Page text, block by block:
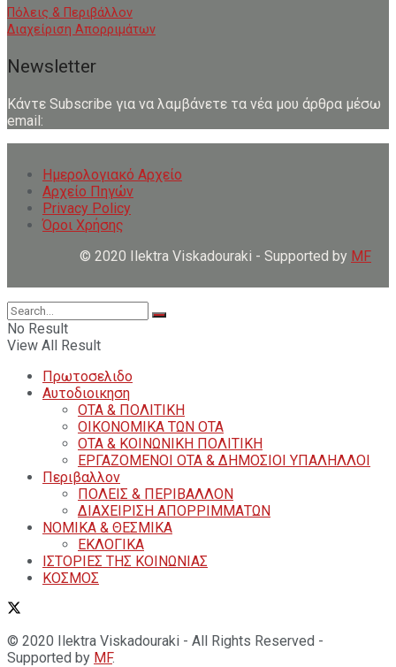
Πόλεις & Περιβάλλον
Διαχείριση Απορριμάτων
Newsletter
Κάντε Subscribe για να λαμβάνετε τα νέα μου άρθρα μέσω
email:
Ημερολογιακό Αρχείο
Αρχείο Πηγών
Privacy Policy
Όροι Χρήσης
© 2020 Ilektra Viskadouraki - Supported by MF
No Result
View All Result
Πρωτοσελιδο
Αυτοδιοικηση
ΟΤΑ & ΠΟΛΙΤΙΚΗ
ΟΙΚΟΝΟΜΙΚΑ ΤΩΝ ΟΤΑ
ΟΤΑ & ΚΟΙΝΩΝΙΚΗ ΠΟΛΙΤΙΚΗ
ΕΡΓΑΖΟΜΕΝΟΙ ΟΤΑ & ΔΗΜΟΣΙΟΙ ΥΠΑΛΗΛΛΟΙ
Περιβαλλον
ΠΟΛΕΙΣ & ΠΕΡΙΒΑΛΛΟΝ
ΔΙΑΧΕΙΡΙΣΗ ΑΠΟΡΡΙΜΜΑΤΩΝ
ΝΟΜΙΚΑ & ΘΕΣΜΙΚΑ
ΕΚΛΟΓΙΚΑ
ΙΣΤΟΡΙΕΣ ΤΗΣ ΚΟΙΝΩΝΙΑΣ
ΚΟΣΜΟΣ
© 2020 Ilektra Viskadouraki - All Rights Reserved -
Supported by MF.